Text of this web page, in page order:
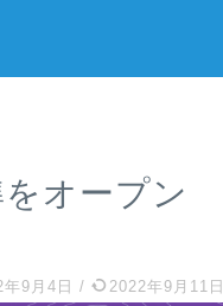
オープン
年9月4日 / 2022年9月11日